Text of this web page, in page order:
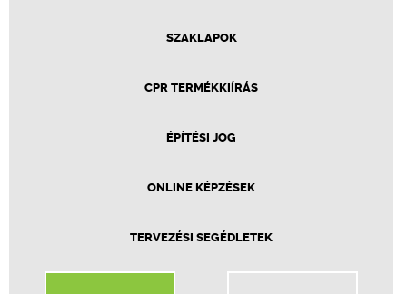
SZAKLAPOK
CPR TERMÉKKIÍRÁS
ÉPÍTÉSI JOG
ONLINE KÉPZÉSEK
TERVEZÉSI SEGÉDLETEK